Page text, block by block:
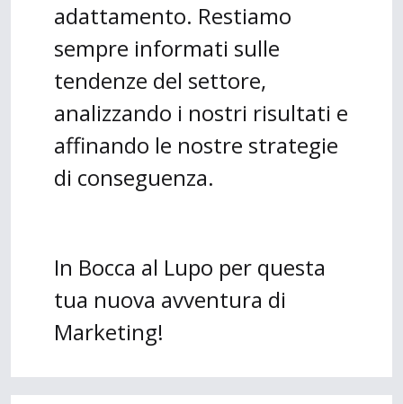
adattamento. Restiamo
sempre informati sulle
tendenze del settore,
analizzando i nostri risultati e
affinando le nostre strategie
di conseguenza.
In Bocca al Lupo per questa
tua nuova avventura di
Marketing!